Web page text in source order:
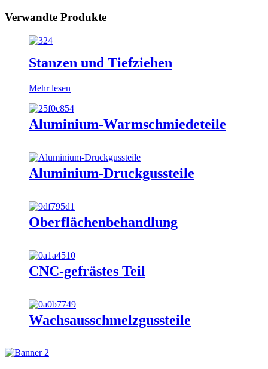
Verwandte Produkte
Stanzen und Tiefziehen
Mehr lesen
Aluminium-Warmschmiedeteile
Aluminium-Druckgussteile
Oberflächenbehandlung
CNC-gefrästes Teil
Wachsausschmelzgussteile